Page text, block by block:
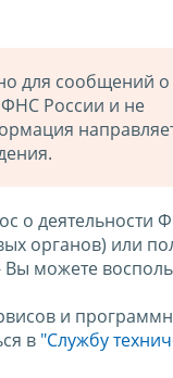
для сообщений о
России и не
о деятельности
органов) или
можете
и
в "Службу